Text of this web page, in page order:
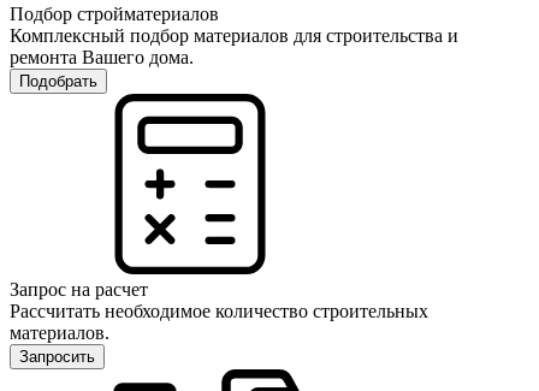
Подбор стройматериалов
Комплексный подбор материалов для строительства и
ремонта Вашего дома.
Подобрать
Запрос на расчет
Рассчитать необходимое количество строительных
материалов.
Запросить